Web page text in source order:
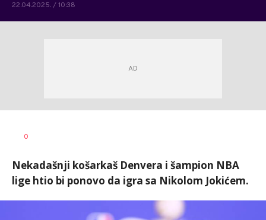
22.04.2025. / 10:38
0
Nekadašnji košarkaš Denvera i šampion NBA
lige htio bi ponovo da igra sa Nikolom Jokićem.